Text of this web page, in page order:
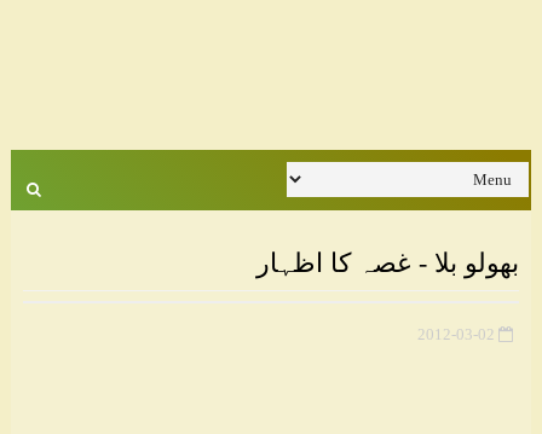
بھولو بلا - غصہ کا اظہار
2012-03-02